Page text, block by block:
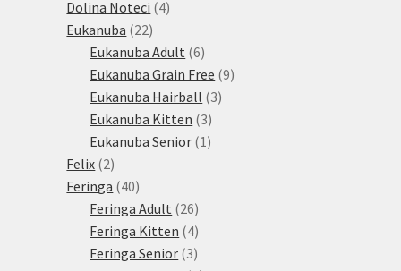
produkty
Dolina Noteci 44
Eukanuba 2222
produktů
Eukanuba Adult 66
produktů
Eukanuba Grain Free 99
Eukanuba Hairball 33
Eukanuba Kitten 33
produkty
Eukanuba Senior 1 1
Felix 22
produkty
Feringa 4040
produktů
Feringa Adult 2626
produktů
Feringa Kitten 44
produkty
Feringa Senior 33